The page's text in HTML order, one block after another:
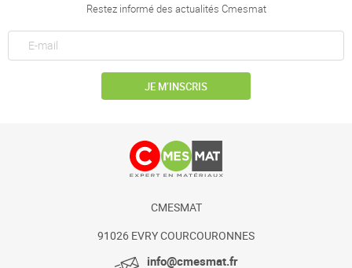
Restez informé des actualités Cmesmat
JE M’INSCRIS
CMESMAT
91026 EVRY COURCOURONNES
info@cmesmat.fr